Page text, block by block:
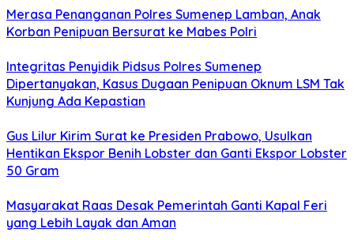
Merasa Penanganan Polres Sumenep Lamban, Anak
Korban Penipuan Bersurat ke Mabes Polri
Integritas Penyidik Pidsus Polres Sumenep
Dipertanyakan, Kasus Dugaan Penipuan Oknum LSM Tak
Kunjung Ada Kepastian
Gus Lilur Kirim Surat ke Presiden Prabowo, Usulkan
Hentikan Ekspor Benih Lobster dan Ganti Ekspor Lobster
50 Gram
Masyarakat Raas Desak Pemerintah Ganti Kapal Feri
yang Lebih Layak dan Aman